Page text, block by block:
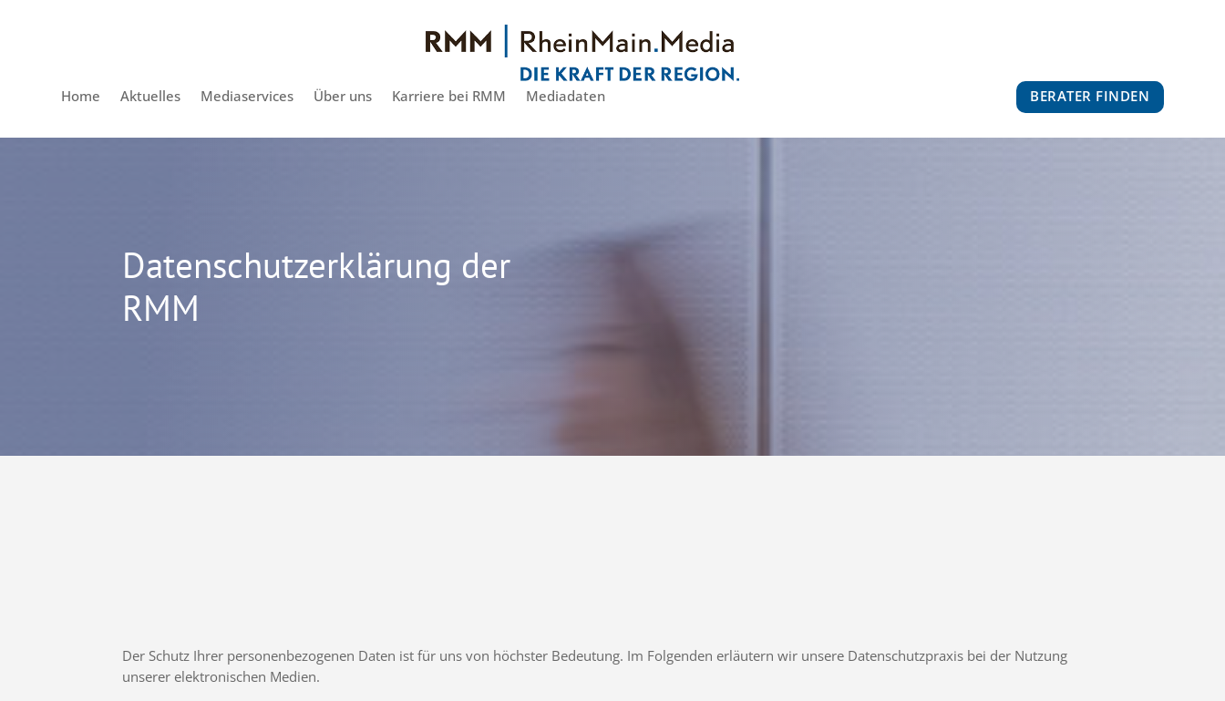
Home Aktuelles Mediaservices Über uns Karriere bei RMM Mediadaten BERATER FINDEN
Datenschutzerklärung der
RMM
Der Schutz Ihrer personenbezogenen Daten ist für uns von höchster Bedeutung. Im Folgenden erläutern wir unsere Datenschutzpraxis bei der Nutzung
unserer elektronischen Medien.